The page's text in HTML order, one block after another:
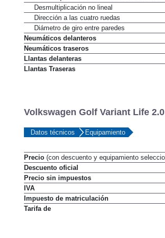
Desmultiplicacion en función de la velocidad
Desmultiplicación no lineal
Dirección a las cuatro ruedas
Diámetro de giro entre paredes
Neumáticos delanteros
Neumáticos traseros
Llantas delanteras
Volkswagen Golf Variant Life
Precio(con descuento y equipamiento
Descuento oficial
Precio sin impuestos
IVA
Impuesto de matriculación